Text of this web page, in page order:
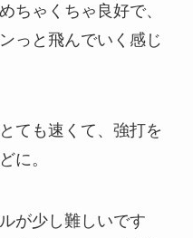
ちゃくちゃ良好で、
っと飛んでいく感じ
ても速くて、強打を
に。
が少し難しいです